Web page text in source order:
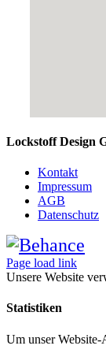
Lockstoff Design
Kontakt
Impressum
AGB
Datenschutz
Page load link
Unsere Website
Statistiken
Um unser